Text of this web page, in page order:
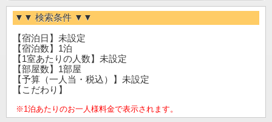
▼▼ 検索条件 ▼▼
【宿泊日】未設定
【宿泊数】1泊
【1室あたりの人数】未設定
【部屋数】1部屋
【予算（一人当・税込）】未設定
【こだわり】
※1泊あたりのお一人様料金で表示されます。